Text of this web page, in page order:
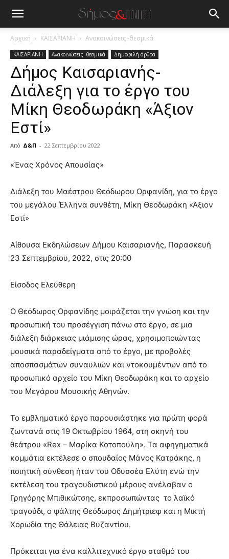
Αρχική ΚΑΙΣΑΡΙΑΝΗ Ανακοινώσεις -θεσμικά
ΚΑΙΣΑΡΙΑΝΗ Ανακοινώσεις -θεσμικά Δημοφιλή άρθρα
Δήμος Καισαριανής-
Διάλεξη για το έργο του
Μίκη Θεοδωράκη «Άξιον
Εστί»
Από Δ&Π - 22 Σεπτεμβρίου 2022
blonde
hot
cam
show.
lyons
teaches
the
pain.
pornhun
hd
«Ένας Χρόνος Απουσίας»
Διάλεξη του Μαέστρου Θεόδωρου Ορφανίδη, για το έργο
του μεγάλου Έλληνα συνθέτη, Μίκη Θεοδωράκη «Άξιον
Εστί»
Αίθουσα Εκδηλώσεων Δήμου Καισαριανής, Παρασκευή
23 Σεπτεμβρίου, 2022, στις 20:00
Είσοδος Ελεύθερη
Ο Θεόδωρος Ορφανίδης μοιράζεται την γνώση και την
προσωπική του προσέγγιση πάνω στο έργο, σε μια
διάλεξη διάρκειας μιάμισης ώρας, χρησιμοποιώντας
μουσικά παραδείγματα από το έργο, με προβολές
αποσπασμάτων συναυλιών και ντοκουμέντων από το
προσωπικό αρχείο του Μίκη Θεοδωράκη και το αρχείο
του Μεγάρου Μουσικής Αθηνών.
Το εμβληματικό έργο παρουσιάστηκε για πρώτη φορά
ζωντανά στις 19 Οκτωβρίου 1964, στη σκηνή του
θεάτρου «Rex – Μαρίκα Κοτοπούλη». Τα αφηγηματικά
κομμάτια εκτέλεσε ο σπουδαίος Μάνος Κατράκης, η
ποιητική σύνθεση ήταν του Οδυσσέα Ελύτη ενώ την
εκτέλεση του τραγουδιστικού μέρους ανέλαβαν ο
Γρηγόρης Μπιθικώτσης, εκπροσωπώντας το λαϊκό
τραγούδι, ο ψάλτης Θεόδωρος Δημήτριεφ και η Μικτή
Χορωδία της Θάλειας Βυζαντίου.
Πρόκειται για ένα καλλιτεχνικό έργο σταθμό του